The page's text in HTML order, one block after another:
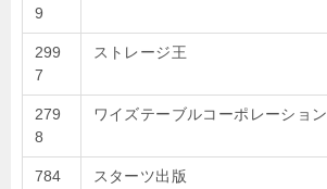
9
299
7
ストレージ王
279
8
ワイズテーブルコーポレーション
784
スターツ出版